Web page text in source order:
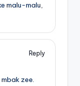
malu-malu,
Reply
zee.